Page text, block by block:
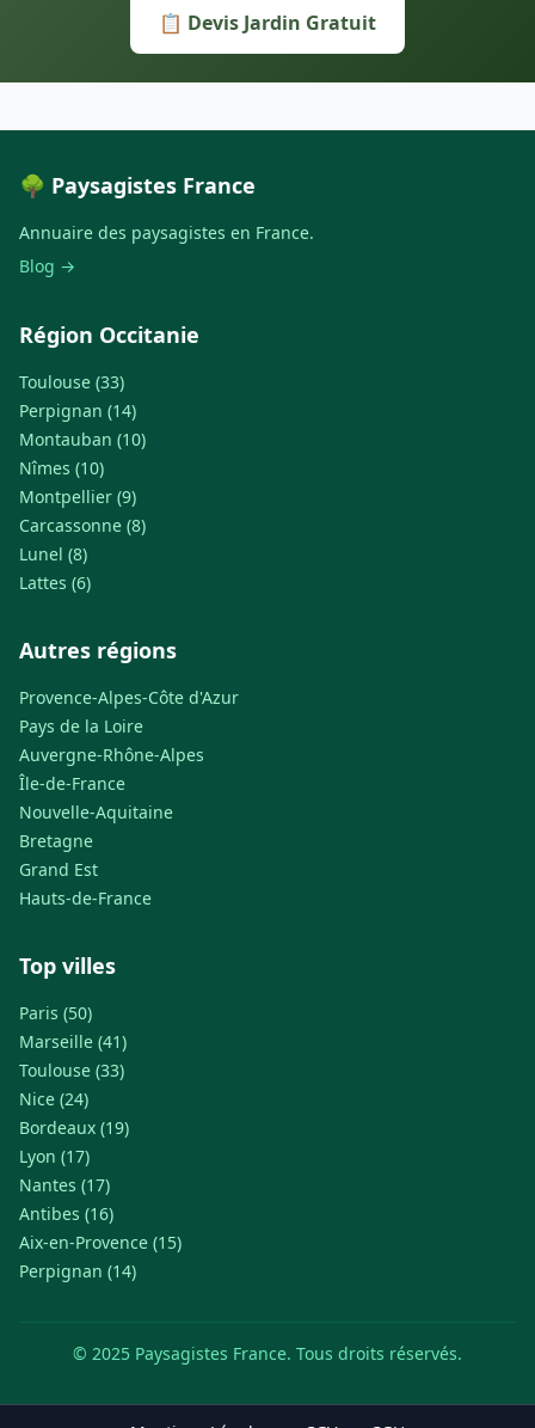
📋 Devis Jardin Gratuit
🌳 Paysagistes France
Annuaire des paysagistes en France.
Blog →
Région Occitanie
Toulouse (33)
Perpignan (14)
Montauban (10)
Nîmes (10)
Montpellier (9)
Carcassonne (8)
Lunel (8)
Lattes (6)
Autres régions
Provence-Alpes-Côte d'Azur
Pays de la Loire
Auvergne-Rhône-Alpes
Île-de-France
Nouvelle-Aquitaine
Bretagne
Grand Est
Hauts-de-France
Top villes
Paris (50)
Marseille (41)
Toulouse (33)
Nice (24)
Bordeaux (19)
Lyon (17)
Nantes (17)
Antibes (16)
Aix-en-Provence (15)
Perpignan (14)
© 2025 Paysagistes France. Tous droits réservés.